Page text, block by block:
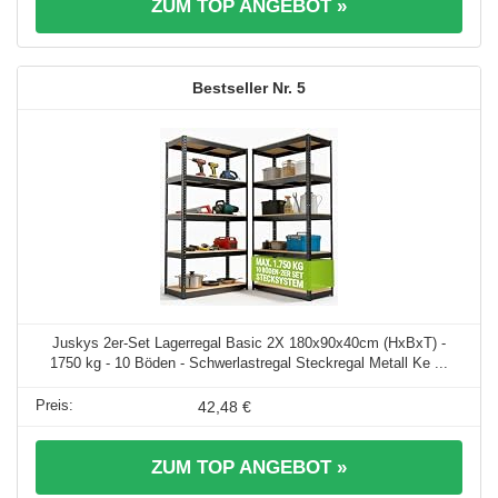
ZUM TOP ANGEBOT »
5
Juskys 2er-Set Lagerregal Basic 2X 180x90x40cm (HxBxT) -
1750 kg - 10 Böden - Schwerlastregal Steckregal Metall Ke ...
42,48 €
ZUM TOP ANGEBOT »